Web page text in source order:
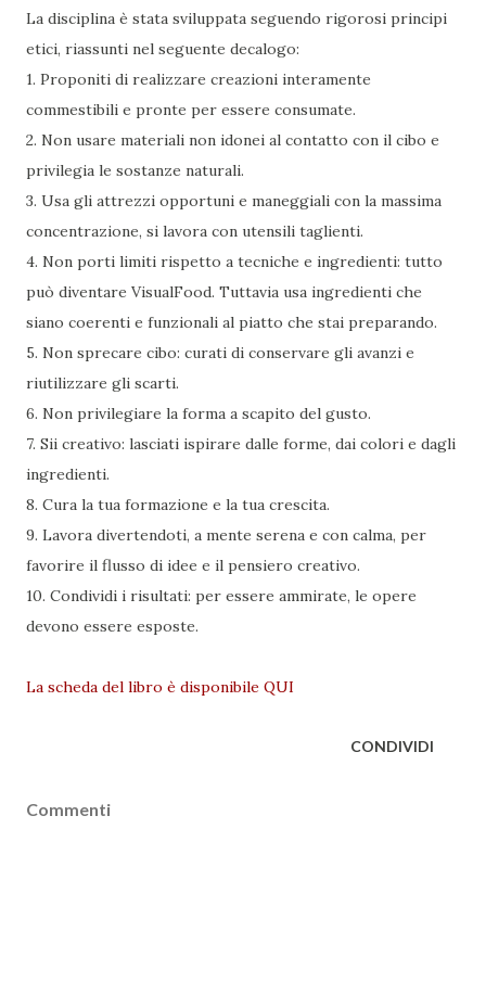
La disciplina è stata sviluppata seguendo rigorosi principi
etici, riassunti nel seguente decalogo:
1. Proponiti di realizzare creazioni interamente
commestibili e pronte per essere consumate.
2. Non usare materiali non idonei al contatto con il cibo e
privilegia le sostanze naturali.
3. Usa gli attrezzi opportuni e maneggiali con la massima
concentrazione, si lavora con utensili taglienti.
4. Non porti limiti rispetto a tecniche e ingredienti: tutto
può diventare VisualFood. Tuttavia usa ingredienti che
siano coerenti e funzionali al piatto che stai preparando.
5. Non sprecare cibo: curati di conservare gli avanzi e
riutilizzare gli scarti.
6. Non privilegiare la forma a scapito del gusto.
7. Sii creativo: lasciati ispirare dalle forme, dai colori e dagli
ingredienti.
8. Cura la tua formazione e la tua crescita.
9. Lavora divertendoti, a mente serena e con calma, per
favorire il flusso di idee e il pensiero creativo.
10. Condividi i risultati: per essere ammirate, le opere
devono essere esposte.
La scheda del libro è disponibile QUI
CONDIVIDI
Commenti